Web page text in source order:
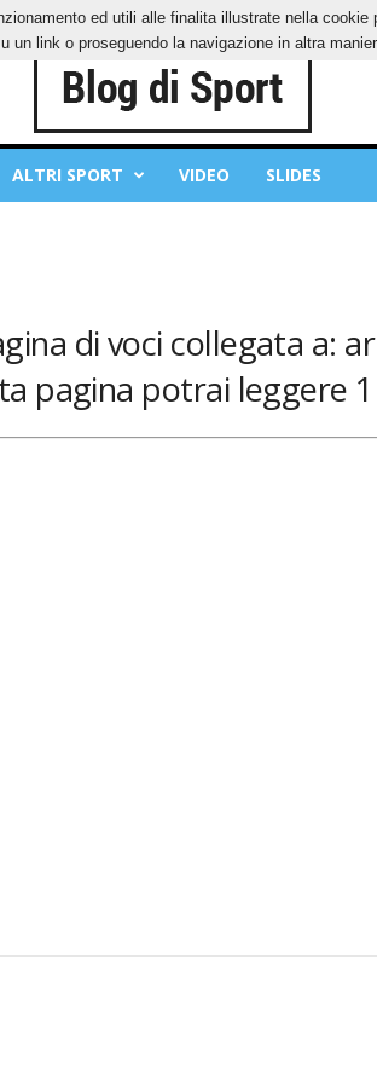
ALTRI SPORT VIDEO SLIDES
di voci collegata a:
pagina potrai leggere
ed utili alle finalita illustrate nella
un link o proseguendo la navigazione in altra